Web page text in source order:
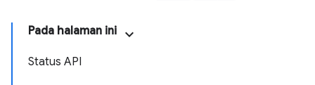
Pada halaman ini
Status API